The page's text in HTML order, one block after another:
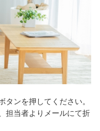
タンを押してください。
担当者よりメールにて折